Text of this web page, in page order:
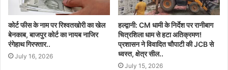
कोर्ट फीस के नाम पर रिश्वतखोरी का खेल
बेनकाब, बाजपुर कोर्ट का नायब नाजिर
रंगेहाथ गिरफ्तार..
July 16, 2026
हल्द्वानी: CM धामी के निर्देश पर रानीबाग
चित्रशिला धाम से हटा अतिक्रमण!
प्रशासन ने विवादित चौपाटी की JCB से
ध्वस्त, क्षेत्र सील..
July 15, 2026